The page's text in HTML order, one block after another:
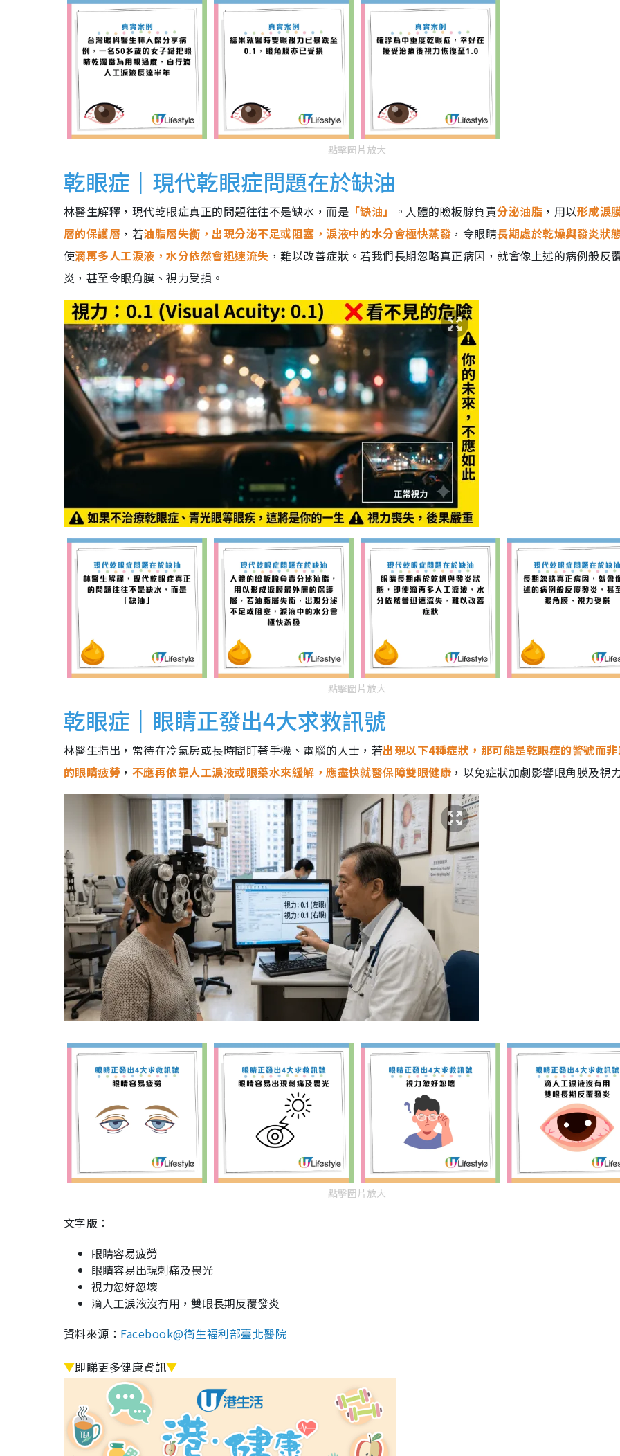
點擊圖片放大
乾眼症｜現代乾眼症問題在於缺油
林醫生解釋，現代乾眼症真正的問題往往不是缺水，而是 「缺油」 。人體的瞼板腺負責分泌油脂 ，用以形成淚
層的保護層 ，若油脂層失衡，出現分泌不足或阻塞，淚液中的水分會極快蒸發 ，令眼睛長期處於乾燥與發炎狀
使滴再多人工淚液，水分依然會迅速流失 ，難以改善症狀。若我們長期忽略真正病因，就會像上述的病例般反
炎，甚至令眼角膜、視力受損。
點擊圖片放大
乾眼症｜眼睛正發出4大求救訊號
林醫生指出，常待在冷氣房或長時間盯著手機、電腦的人士，若出現以下4種症狀，那可能是乾眼症的警號而
的眼睛疲勞 ， 不應再依靠人工淚液或眼藥水來緩解，應盡快就醫保障雙眼健康 ，以免症狀加劇影響眼角膜及視
點擊圖片放大
文字版：
眼睛容易疲勞
眼睛容易出現刺痛及畏光
視力忽好忽壞
滴人工淚液沒有用，雙眼長期反覆發炎
資料來源： Facebook@衛生福利部臺北醫院
▼即睇更多健康資訊▼